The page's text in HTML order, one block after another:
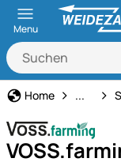
Menu
Home Haus
...